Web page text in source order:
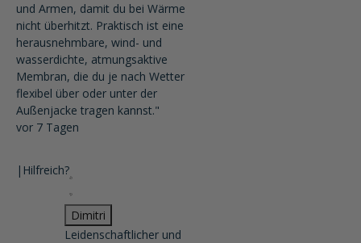
und Armen, damit du bei Wärme
nicht überhitzt. Praktisch ist eine
herausnehmbare, wind- und
wasserdichte, atmungsaktive
Membran, die du je nach Wetter
flexibel über oder unter der
Außenjacke tragen kannst."
vor 7 Tagen
| Hilfreich?
Dimitri
Leidenschaftlicher und